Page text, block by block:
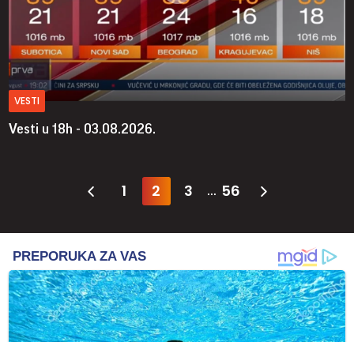
VESTI
Vesti u 18h - 03.08.2026.
1 2 3 ... 56